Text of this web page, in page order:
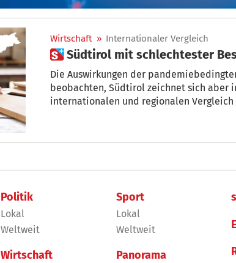
Wirtschaft » Internationaler Vergleich
 Südtirol mit schlechtester
Die Auswirkungen der
beobachten, Südtirol zeichnet sich aber
internationalen und regionalen
Politik
Lokal
Weltweit
Wirtschaft
Sport
Lokal
Weltweit
Panorama